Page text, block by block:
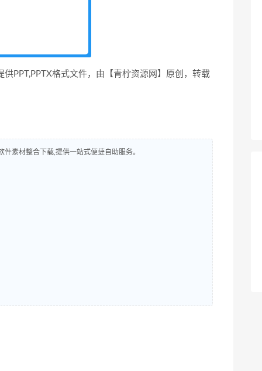
PPT,PPTX格式文件，由【青柠资源网】原创，转载
素材整合下载,提供一站式便捷自助服务。